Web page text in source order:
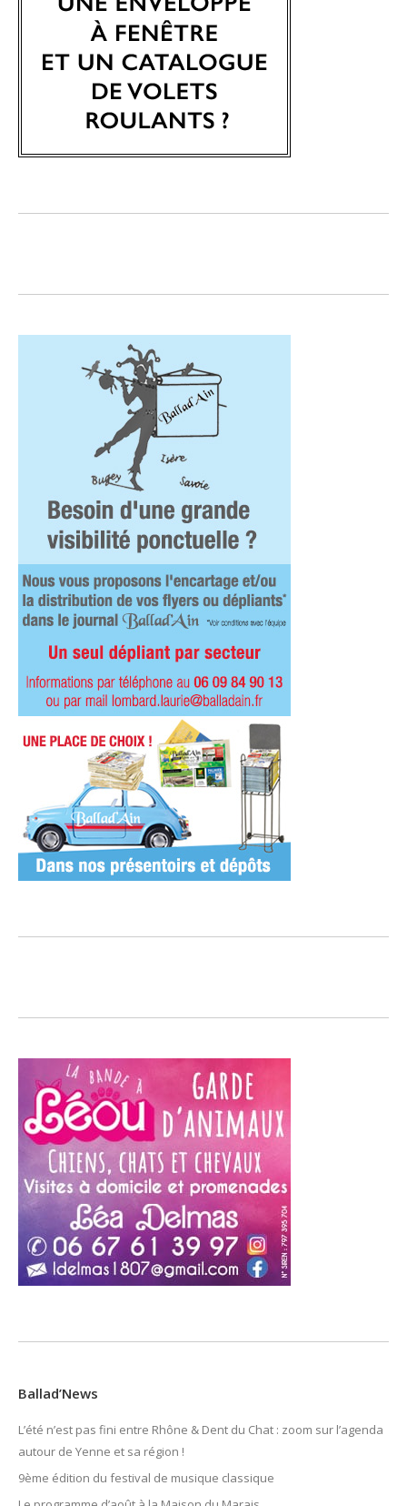
Ballad’News
L’été n’est pas fini entre Rhône & Dent du Chat : zoom sur l’agenda
autour de Yenne et sa région !
9ème édition du festival de musique classique